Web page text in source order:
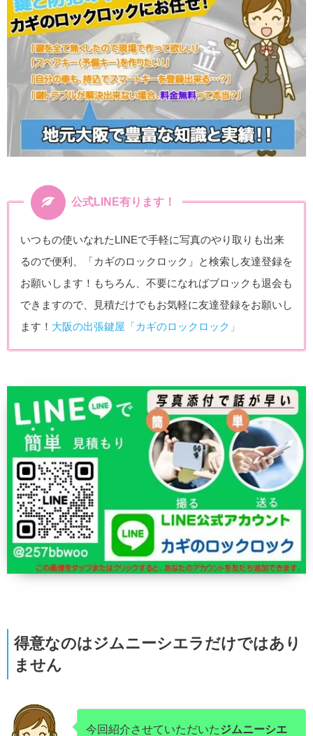
公式LINE有ります！
いつもの使いなれたLINEで手軽に写真のやり取りも出来
るので便利、「カギのロックロック」と検索し友達登録を
お願いします！もちろん、不要になればブロックも退会も
できますので、見積だけでもお気軽に友達登録をお願いし
ます！ 大阪の出張鍵屋「カギのロックロック」
得意なのはジムニーシエラだけではあり
ません
今回紹介させていただいたジムニーシエ